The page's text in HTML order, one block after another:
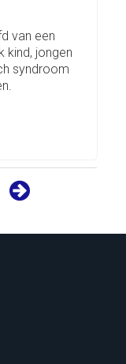
van een
kind, jongen
syndroom